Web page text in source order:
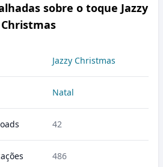
sobre o toque Jazzy
Christmas
Jazzy Christmas
Natal
42
486